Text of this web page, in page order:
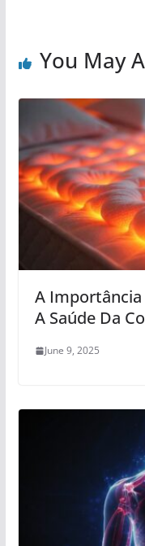
You May
A Importância
A Saúde Da
June 9, 2025